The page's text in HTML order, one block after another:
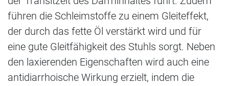
führen die Schleimstoffe zu einem Gleiteffekt,
der durch das fette Öl verstärkt wird und für
eine gute Gleitfähigkeit des Stuhls sorgt. Neben
den laxierenden Eigenschaften wird auch eine
antidiarrhoische Wirkung erzielt, indem die